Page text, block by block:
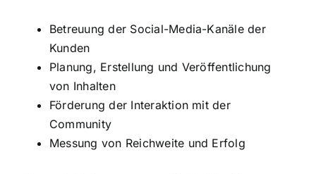
Betreuung der Social-Media-Kanäle der
Kunden
Planung, Erstellung und Veröffentlichung
von Inhalten
Förderung der Interaktion mit der
Community
Messung von Reichweite und Erfolg